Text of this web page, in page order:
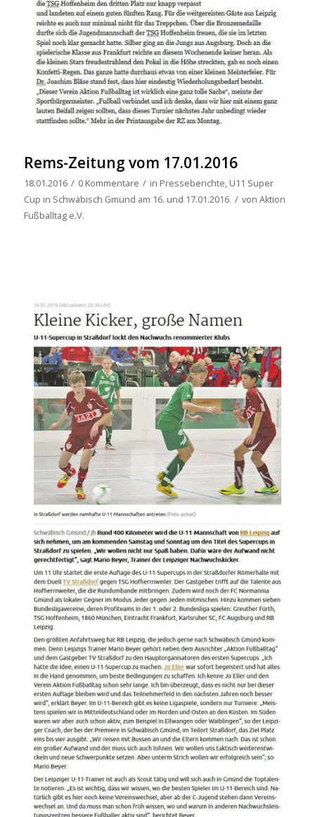
Rems-Zeitung vom 17.01.2016
18.01.2016 / 0 Kommentare / in Presseberichte, U11 Super
Cup in Schwäbisch Gmünd am 16. und 17.01.2016 / von Aktion
Fußballtag e.V.